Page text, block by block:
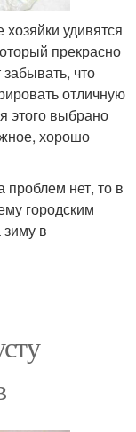
удивятся
прекрасно
что
отличную
этого выбрано
хорошо
проблем нет, то в
городским
зиму в